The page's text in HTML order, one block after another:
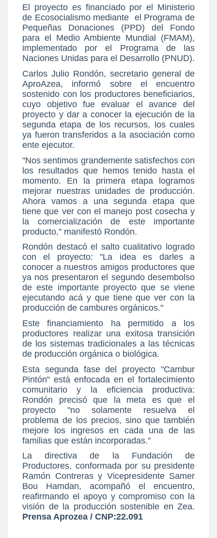
El proyecto es financiado por el Ministerio
de Ecosocialismo mediante el Programa de
Pequeñas Donaciones (PPD) del Fondo
para el Medio Ambiente Mundial (FMAM),
implementado por el Programa de las
Naciones Unidas para el Desarrollo (PNUD).
Carlos Julio Rondón, secretario general de
AproAzea, informó sobre el encuentro
sostenido con los productores beneficiarios,
cuyo objetivo fue evaluar el avance del
proyecto y dar a conocer la ejecución de la
segunda etapa de los recursos, los cuales
ya fueron transferidos a la asociación como
ente ejecutor.
"Nos sentimos grandemente satisfechos con
los resultados que hemos tenido hasta el
momento. En la primera etapa logramos
mejorar nuestras unidades de producción.
Ahora vamos a una segunda etapa que
tiene que ver con el manejo post cosecha y
la comercialización de este importante
producto," manifestó Rondón.
Rondón destacó el salto cualitativo logrado
con el proyecto: "La idea es darles a
conocer a nuestros amigos productores que
ya nos presentaron el segundo desembolso
de este importante proyecto que se viene
ejecutando acá y que tiene que ver con la
producción de cambures orgánicos."
Este financiamiento ha permitido a los
productores realizar una exitosa transición
de los sistemas tradicionales a las técnicas
de producción orgánica o biológica.
Esta segunda fase del proyecto "Cambur
Pintón" está enfocada en el fortalecimiento
comunitario y la eficiencia productiva:
Rondón precisó que la meta es que el
proyecto "no solamente resuelva el
problema de los precios, sino que también
mejore los ingresos en cada una de las
familias que están incorporadas."
La directiva de la Fundación de
Productores, conformada por su presidente
Ramón Contreras y Vicepresidente Samer
Bou Hamdan, acompañó el encuentro,
reafirmando el apoyo y compromiso con la
visión de la producción sostenible en Zea.
Prensa Aprozea / CNP:22.091